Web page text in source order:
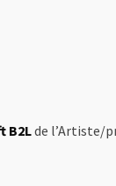
B2Lde l’Artiste/